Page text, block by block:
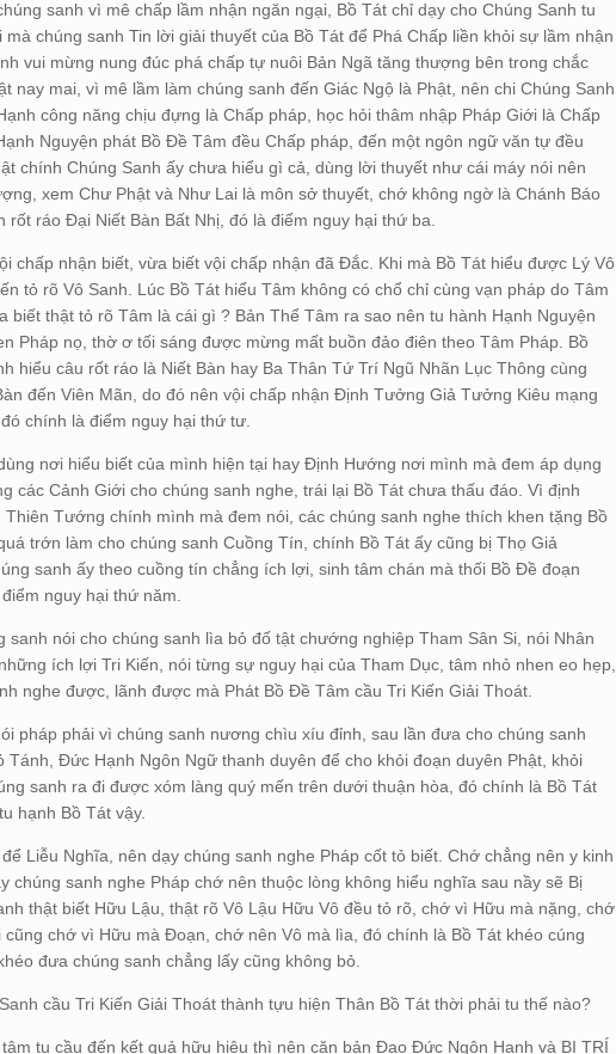
sanh vì mê chấp lầm nhận ngăn ngại, Bồ Tát chỉ dạy cho Chúng Sanh tu
mà chúng sanh Tin lời giải thuyết của Bồ Tát để Phá Chấp liền khỏi sự lầm nhận
vui mừng nung đúc phá chấp tự nuôi Bản Ngã tăng thượng bên trong chắc
nay mai, vì mê lầm làm chúng sanh đến Giác Ngộ là Phật, nên chi Chúng Sanh
công năng chịu đựng là Chấp pháp, học hỏi thâm nhập Pháp Giới là Chấp
Nguyện phát Bồ Đề Tâm đều Chấp pháp, đến một ngôn ngữ văn tự đều
chính Chúng Sanh ấy chưa hiểu gì cả, dùng lời thuyết như cái máy nói nên
xem Chư Phật và Như Lai là môn sở thuyết, chớ không ngờ là Chánh Báo
rốt ráo Đại Niết Bàn Bất Nhị, đó là điểm nguy hại thứ ba.
chấp nhận biết, vừa biết vội chấp nhận đã Đắc. Khi mà Bồ Tát hiểu được Lý Vô
tỏ rõ Vô Sanh. Lúc Bồ Tát hiểu Tâm không có chổ chỉ cùng vạn pháp do Tâm
biết thật tỏ rõ Tâm là cái gì ? Bản Thể Tâm ra sao nên tu hành Hạnh Nguyện
Pháp nọ, thờ ơ tối sáng được mừng mất buồn đảo điên theo Tâm Pháp. Bồ
hiểu câu rốt ráo là Niết Bàn hay Ba Thân Tứ Trí Ngũ Nhãn Lục Thông cùng
đến Viên Mãn, do đó nên vội chấp nhận Định Tưởng Giả Tưởng Kiêu mạng
chính là điểm nguy hại thứ tư.
nơi hiểu biết của mình hiện tại hay Định Hướng nơi mình mà đem áp dụng
các Cảnh Giới cho chúng sanh nghe, trái lại Bồ Tát chưa thấu đáo. Vì định
Tướng chính mình mà đem nói, các chúng sanh nghe thích khen tặng Bồ
trớn làm cho chúng sanh Cuồng Tín, chính Bồ Tát ấy cũng bị Thọ Giả
sanh ấy theo cuồng tín chẳng ích lợi, sinh tâm chán mà thối Bồ Đề đoạn
nguy hại thứ năm.
sanh nói cho chúng sanh lìa bỏ đố tật chướng nghiệp Tham Sân Si, nói Nhân
ích lợi Tri Kiến, nói từng sự nguy hại của Tham Dục, tâm nhỏ nhen eo hẹp,
nghe được, lãnh được mà Phát Bồ Đề Tâm cầu Tri Kiến Giải Thoát.
pháp phải vì chúng sanh nương chìu xíu đỉnh, sau lần đưa cho chúng sanh
Tánh, Đức Hạnh Ngôn Ngữ thanh duyên để cho khỏi đoạn duyên Phật, khỏi
sanh ra đi được xóm làng quý mến trên dưới thuận hòa, đó chính là Bồ Tát
hạnh Bồ Tát vậy.
Liễu Nghĩa, nên dạy chúng sanh nghe Pháp cốt tỏ biết. Chớ chẳng nên y kinh
chúng sanh nghe Pháp chớ nên thuộc lòng không hiểu nghĩa sau nầy sẽ Bị
thật biết Hữu Lậu, thật rõ Vô Lậu Hữu Vô đều tỏ rõ, chớ vì Hữu mà nặng, chớ
cũng chớ vì Hữu mà Đoạn, chớ nên Vô mà lìa, đó chính là Bồ Tát khéo cúng
đưa chúng sanh chẳng lấy cũng không bỏ.
cầu Tri Kiến Giải Thoát thành tựu hiện Thân Bồ Tát thời phải tu thế nào?
tu cầu đến kết quả hữu hiệu thì nên căn bản Đạo Đức Ngôn Hạnh và BI TRÍ